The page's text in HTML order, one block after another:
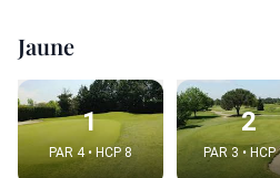
Jaune
1
PAR 4 • HCP 8
2
PAR 3 •